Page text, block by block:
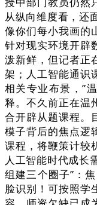
从纵向维度看，还
像你们每小我画的
针对现实环境开辟
泼新鲜，但记者正
架；人工智能通识
相关专业布景，”
释。不久前正在温
合开辟从题课程。
模子背后的焦点逻
课程，将鞭策计较
人工智能时代成长
组建三个圈子”：
脸识别！可按照学